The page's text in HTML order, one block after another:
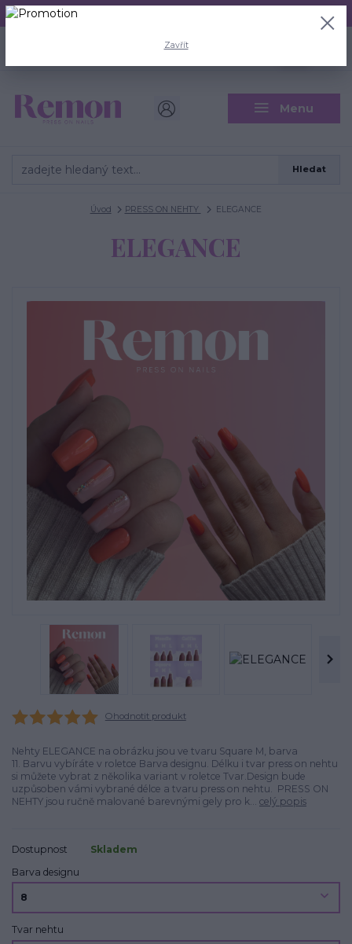
Aktuální doba odeslání je 3 - 5 pracovních dní.
Menu
CZK
Hledat
Úvod PRESS ON NEHTY ELEGANCE
ELEGANCE
Ohodnotit produkt
Nehty ELEGANCE na obrázku jsou ve tvaru Square M, barva
11. Barvu vybíráte v roletce Barva designu. Délku i tvar press on nehtu
si můžete vybrat z několika variant v roletce Tvar.Design bude
uzpůsoben vámi vybrané délce a tvaru press on nehtu. PRESS ON
NEHTY jsou ručně malované barevnými gely pro k... celý popis
Dostupnost
Skladem
Barva designu
Tvar nehtu
Zavřít